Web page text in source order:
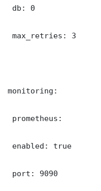
db: 0
max_retries: 3
monitoring:
prometheus:
enabled: true
port: 9090